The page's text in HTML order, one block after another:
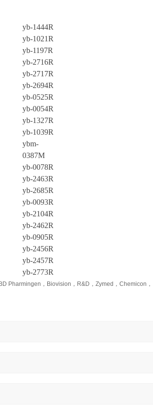
yb-1444R
yb-1021R
yb-1197R
yb-2716R
yb-2717R
yb-2694R
yb-0525R
yb-0054R
yb-1327R
yb-1039R
ybm-
0387M
yb-0078R
yb-2463R
yb-2685R
yb-0093R
yb-2104R
yb-2462R
yb-0905R
yb-2456R
yb-2457R
yb-2773R
Pharmingen，Biovision，R&D，Zymed，Chemicon，